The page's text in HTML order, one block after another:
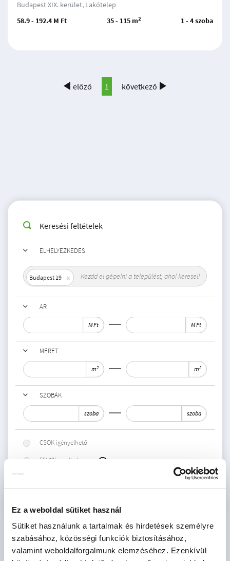
Ez a weboldal sütiket használ
Sütiket használunk a tartalmak és hirdetések személyre
szabásához, közösségi funkciók biztosításához,
valamint weboldalforgalmunk elemzéséhez. Ezenkívül
Budapest XIX. kerület, Lakótelep
58.9 - 192.4 M Ft
35 - 115 m2 1 - 4 szoba
előző 1 következő
Keresési feltételek
ELHELYEZKEDÉS
Budapest 19
ÁR
M Ft M Ft
MÉRET
m2 m2
SZOBÁK
szoba szoba
CSOK igényelhető
FIX 3%-ra alkalmas
Keresés
ÚJÉPÍTÉSŰ LAKÁSOK AZ ORSZÁG EGÉSZ TERÜLETÉRŐL